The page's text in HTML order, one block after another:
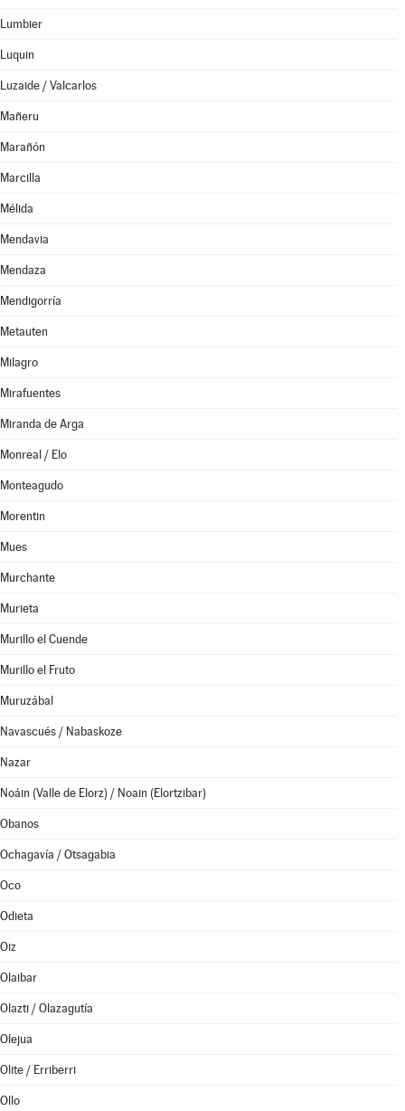
Lumbier
Luquin
Luzaide / Valcarlos
Mañeru
Marañón
Marcilla
Mélida
Mendavia
Mendaza
Mendigorría
Metauten
Milagro
Mirafuentes
Miranda de Arga
Monreal / Elo
Monteagudo
Morentin
Mues
Murchante
Murieta
Murillo el Cuende
Murillo el Fruto
Muruzábal
Navascués / Nabaskoze
Nazar
Noáin (Valle de Elorz) / Noain (Elortzibar)
Obanos
Ochagavía / Otsagabia
Oco
Odieta
Oiz
Olaibar
Olazti / Olazagutía
Olejua
Olite / Erriberri
Ollo